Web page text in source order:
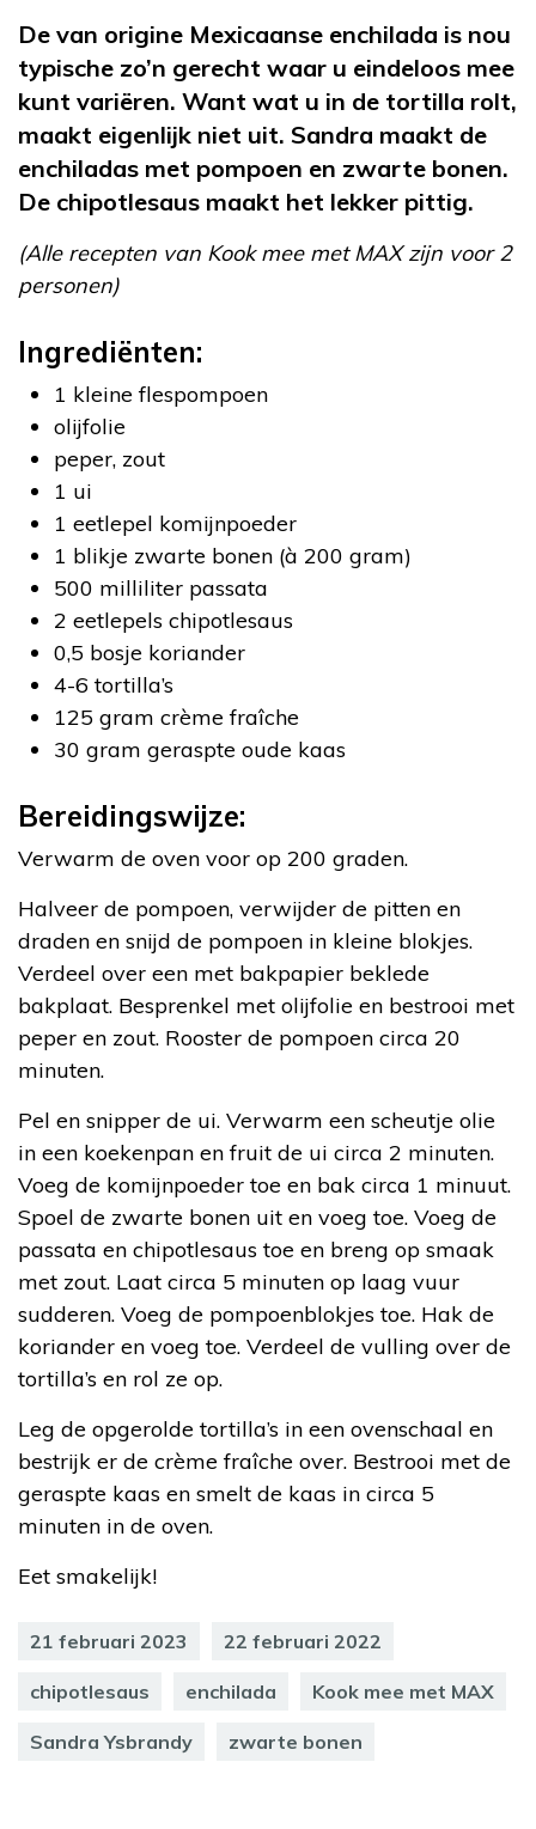
De van origine Mexicaanse enchilada is nou
typische zo’n gerecht waar u eindeloos mee
kunt variëren. Want wat u in de tortilla rolt,
maakt eigenlijk niet uit. Sandra maakt de
enchiladas met pompoen en zwarte bonen.
De chipotlesaus maakt het lekker pittig.
(Alle recepten van Kook mee met MAX zijn voor 2
personen)
Ingrediënten:
1 kleine flespompoen
olijfolie
peper, zout
1 ui
1 eetlepel komijnpoeder
1 blikje zwarte bonen (à 200 gram)
500 milliliter passata
2 eetlepels chipotlesaus
0,5 bosje koriander
4-6 tortilla’s
125 gram crème fraîche
30 gram geraspte oude kaas
Bereidingswijze:
Verwarm de oven voor op 200 graden.
Halveer de pompoen, verwijder de pitten en
draden en snijd de pompoen in kleine blokjes.
Verdeel over een met bakpapier beklede
bakplaat. Besprenkel met olijfolie en bestrooi met
peper en zout. Rooster de pompoen circa 20
minuten.
Pel en snipper de ui. Verwarm een scheutje olie
in een koekenpan en fruit de ui circa 2 minuten.
Voeg de komijnpoeder toe en bak circa 1 minuut.
Spoel de zwarte bonen uit en voeg toe. Voeg de
passata en chipotlesaus toe en breng op smaak
met zout. Laat circa 5 minuten op laag vuur
sudderen. Voeg de pompoenblokjes toe. Hak de
koriander en voeg toe. Verdeel de vulling over de
tortilla’s en rol ze op.
Leg de opgerolde tortilla’s in een ovenschaal en
bestrijk er de crème fraîche over. Bestrooi met de
geraspte kaas en smelt de kaas in circa 5
minuten in de oven.
Eet smakelijk!
21 februari 2023 22 februari 2022
chipotlesaus enchilada Kook mee met MAX
Sandra Ysbrandy zwarte bonen